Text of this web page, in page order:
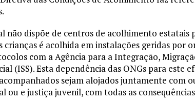
não dispõe de centros de acolhimento estatais
crianças é acolhida em instalações geridas por
com a Agência para a Integração,
(ISS). Esta dependência das ONGs para este
sejam alojados juntamente com
ou e justiça juvenil, com todas as